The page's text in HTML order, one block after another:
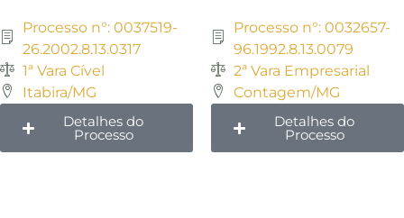
Processo n°: 0037519-
26.2002.8.13.0317
1ª Vara Cível
Itabira/MG
Detalhes do
Processo
Processo n°: 0032657-
96.1992.8.13.0079
2ª Vara Empresarial
Contagem/MG
Detalhes do
Processo